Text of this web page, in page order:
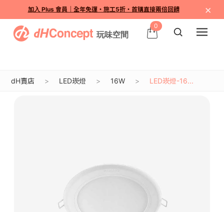
加入 Plus 會員｜全年免運・施工5折・首購直接兩倍回饋 ×
0
dH賣店 LED崁燈 16W LED崁燈-16...